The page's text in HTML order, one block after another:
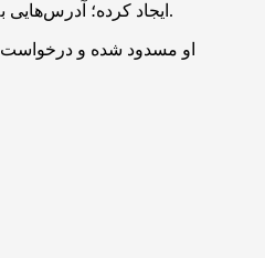
این حادثه انتقادات زیادی نسبت به ابزارهای انطباق (compliance tools) ایجاد کرده؛ آدرس‌هایی به اشتباه به عنوان «ریسک بالا» علامت‌گذاری شده‌اند، حتی اگر فعالیت‌های بلاکچینی آن‌ها بی‌ضرر باشد.